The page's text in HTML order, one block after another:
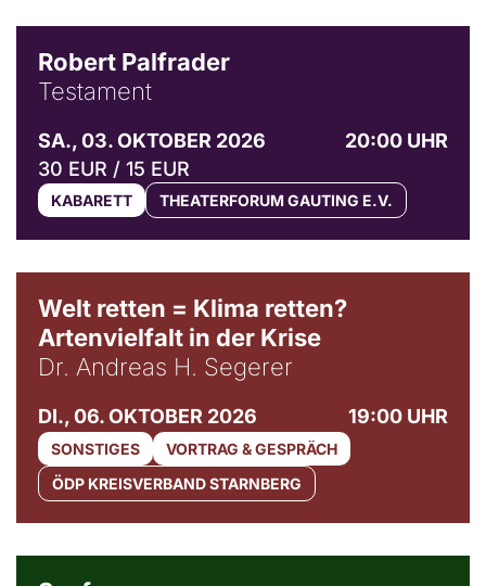
Robert Palfrader
Testament
SA., 03. OKTOBER 2026
20:00 UHR
30 EUR / 15 EUR
KABARETT THEATERFORUM GAUTING E.V.
Welt retten = Klima retten?
Artenvielfalt in der Krise
Dr. Andreas H. Segerer
DI., 06. OKTOBER 2026 19:00 UHR
SONSTIGES
VORTRAG & GESPRÄCH
ÖDP KREISVERBAND STARNBERG